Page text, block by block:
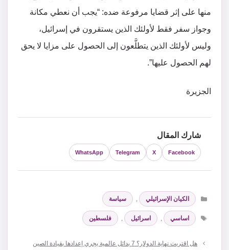
منها على إثر قضايا مرفوعة ضده: “يجب أن نعطي مكانة
وجواز سفر فقط لأولئك الذين يستقرون في إسرائيل،
وليس لأولئك الذين يتطلَّعون إلى الحصول على مزايا لا يحق
لهم الحصول عليها”.
الجزيرة
شارك المقال
Facebook
X
Telegram
WhatsApp
التصنيفات
الكيان الإسرائيلي ,
سياسة
الوسوم
اساسي , اسرائيل , فلسطين
هل اقتربت نهاية الدولار؟ 7 بدائل عالمية يجري إعدادها بقيادة الصين